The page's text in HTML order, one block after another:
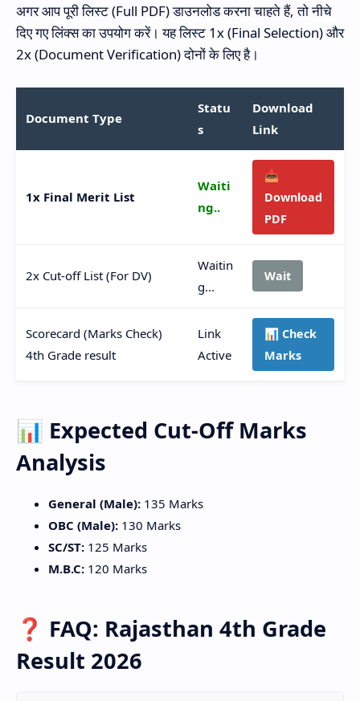
अगर आप पूरी लिस्ट (Full PDF) डाउनलोड करना चाहते हैं, तो नीचे
दिए गए लिंक्स का उपयोग करें। यह लिस्ट 1x (Final Selection) और
2x (Document Verification) दोनों के लिए है।
Document Type
Statu
s
Download
Link
1x Final Merit List
Waiti
ng..
📥
Download
PDF
2x Cut-off List (For DV)
Waitin
g...
Wait
Scorecard (Marks Check)
4th Grade result
Link
Active
📊 Check
Marks
📊 Expected Cut-Off Marks
Analysis
General (Male): 135 Marks
OBC (Male): 130 Marks
SC/ST: 125 Marks
M.B.C: 120 Marks
❓ FAQ: Rajasthan 4th Grade
Result 2026